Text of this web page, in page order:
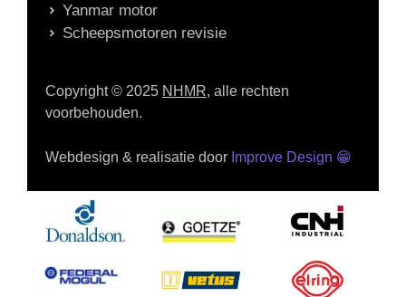
Yanmar motor
Scheepsmotoren revisie
Copyright © 2025 NHMR, alle rechten
voorbehouden.
Webdesign & realisatie door Improve Design 😁